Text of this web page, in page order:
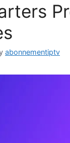
abonnementiptv